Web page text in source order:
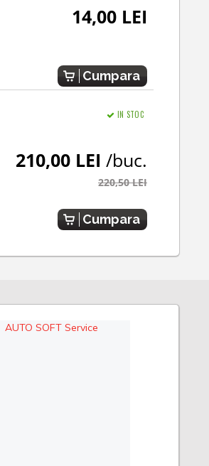
14,00 LEI
Cumpara
IN STOC
210,00 LEI /buc.
220,50 LEI
Cumpara
AUTO SOFT Service